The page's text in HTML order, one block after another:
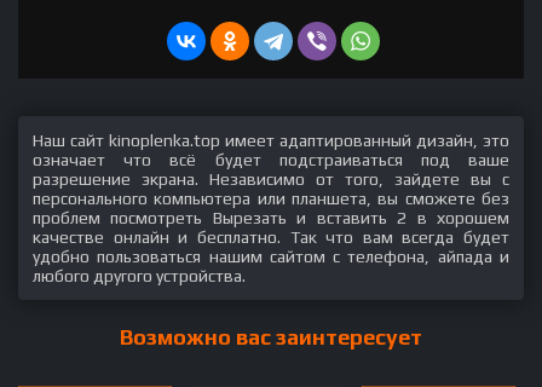
Наш сайт kinoplenka.top имеет адаптированный дизайн, это
означает что всё будет подстраиваться под ваше
разрешение экрана. Независимо от того, зайдете вы с
персонального компьютера или планшета, вы сможете без
проблем посмотреть Вырезать и вставить 2 в хорошем
качестве онлайн и бесплатно. Так что вам всегда будет
удобно пользоваться нашим сайтом с телефона, айпада и
любого другого устройства.
Возможно вас заинтересует